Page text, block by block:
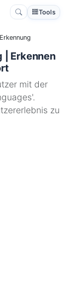
Tools
| Erkennen
mit der
zu